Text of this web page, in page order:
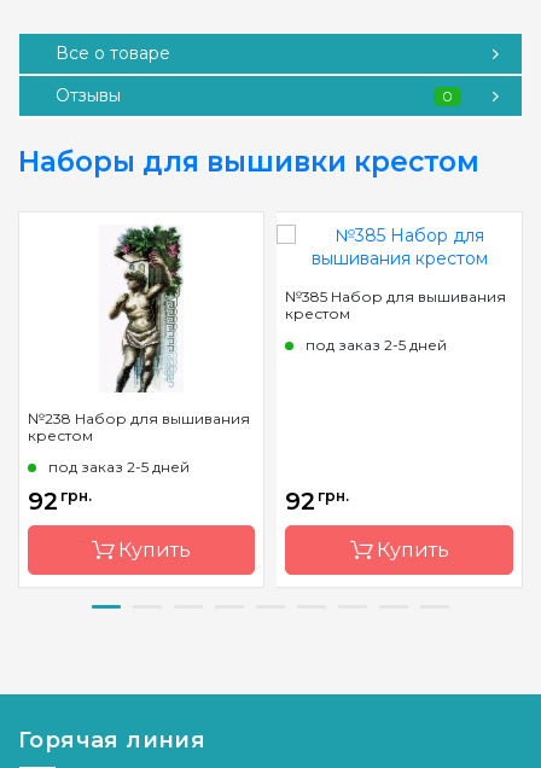
Все о товаре
Отзывы
0
Наборы для вышивки крестом
№238 Набор для вышивания
крестом
под заказ 2-5 дней
92 грн.
Купить
производитель
№385 Набор для вышивания
крестом
под заказ 2-5 дней
92 грн.
Купить
Горячая линия